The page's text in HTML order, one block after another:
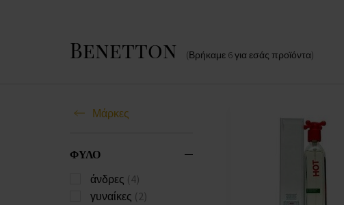
Benetton (Βρήκαμε 6για εσάς προϊόντα)
Μάρκες
ΦΥΛΟ
άνδρες (4)
γυναίκες (2)